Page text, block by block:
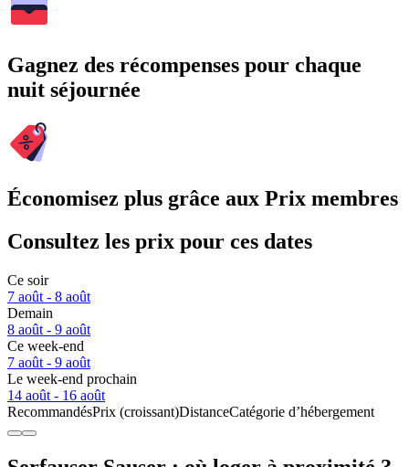
Gagnez des récompenses pour chaque
nuit séjournée
Économisez plus grâce aux Prix membres
Consultez les prix pour ces dates
Ce soir
7 août - 8 août
Demain
8 août - 9 août
Ce week-end
7 août - 9 août
Le week-end prochain
14 août - 16 août
RecommandésPrix (croissant)DistanceCatégorie d’hébergement